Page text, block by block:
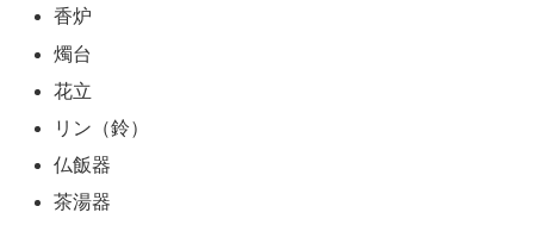
香炉
燭台
花立
リン（鈴）
仏飯器
茶湯器